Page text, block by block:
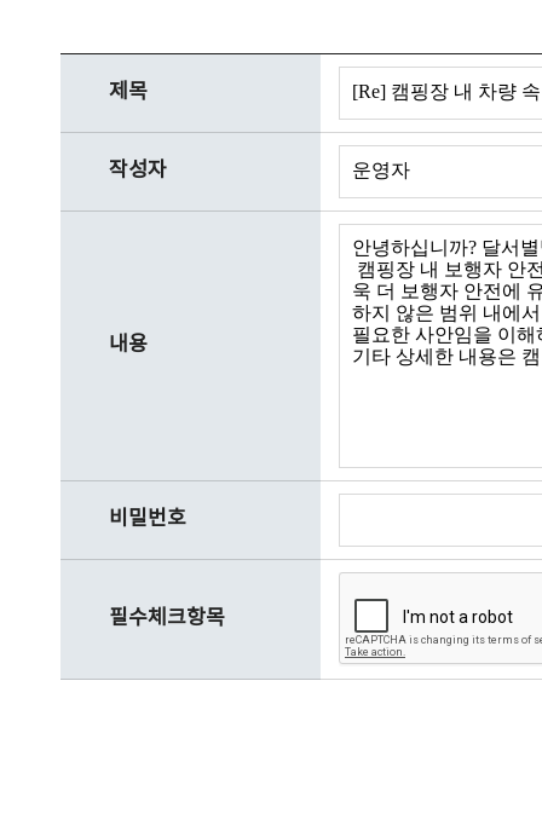
제목
작성자
내용
비밀번호
필수체크항목